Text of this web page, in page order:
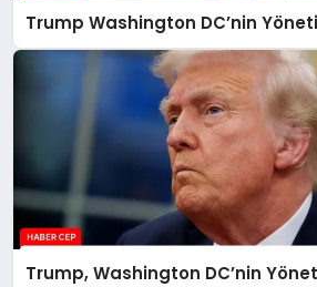
Trump Washington DC’nin
Trump, Washington DC’nin